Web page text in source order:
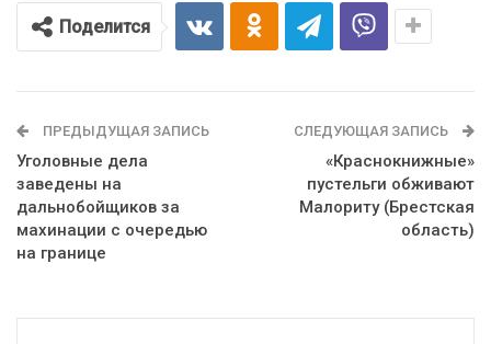
Поделится
ПРЕДЫДУЩАЯ ЗАПИСЬ
Уголовные дела
заведены на
дальнобойщиков за
махинации с очередью
на границе
СЛЕДУЮЩАЯ ЗАПИСЬ
«Краснокнижные»
пустельги обживают
Малориту (Брестская
область)